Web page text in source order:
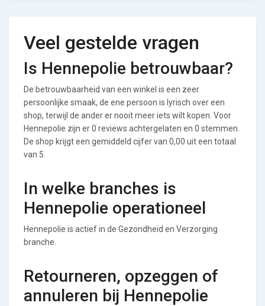
Veel gestelde vragen
Is Hennepolie betrouwbaar?
De betrouwbaarheid van een winkel is een zeer
persoonlijke smaak, de ene persoon is lyrisch over een
shop, terwijl de ander er nooit meer iets wilt kopen. Voor
Hennepolie zijn er 0 reviews achtergelaten en 0 stemmen.
De shop krijgt een gemiddeld cijfer van 0,00 uit een totaal
van 5.
In welke branches is
Hennepolie operationeel
Hennepolie is actief in de Gezondheid en Verzorging
branche.
Retourneren, opzeggen of
annuleren bij Hennepolie